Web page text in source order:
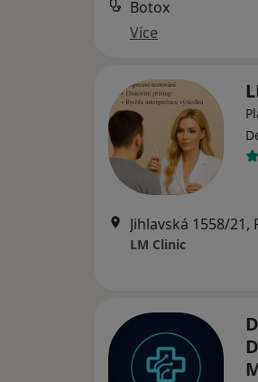
Botox
Více
Jihlavská 1558/21,
LM Clinic